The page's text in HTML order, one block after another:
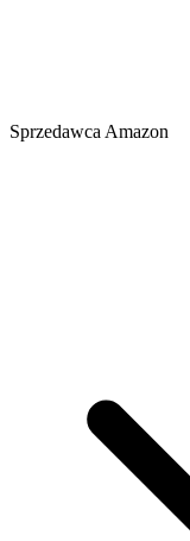
Sprzedawca Amazon